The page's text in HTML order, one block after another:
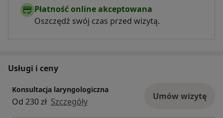
Płatność online akceptowana
Oszczędź swój czas przed wizytą.
Usługi i ceny
Konsultacja laryngologiczna
Od 230 zł Szczegóły Umów wizytę